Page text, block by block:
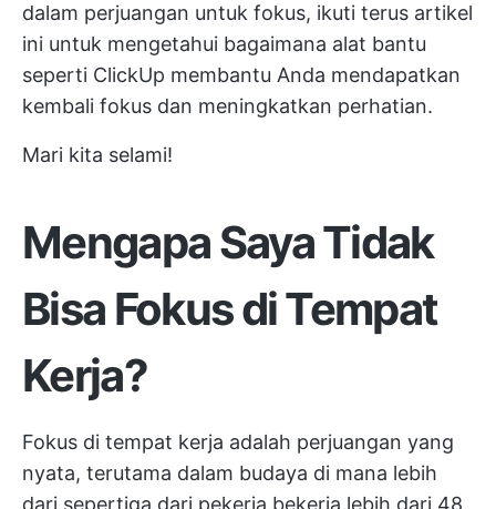
dalam perjuangan untuk fokus, ikuti terus artikel
ini untuk mengetahui bagaimana alat bantu
seperti ClickUp membantu Anda mendapatkan
kembali fokus dan meningkatkan perhatian.
Mari kita selami!
Mengapa Saya Tidak
Bisa Fokus di Tempat
Kerja?
Fokus di tempat kerja adalah perjuangan yang
nyata, terutama dalam budaya di mana lebih
dari sepertiga dari pekerja bekerja lebih dari 48